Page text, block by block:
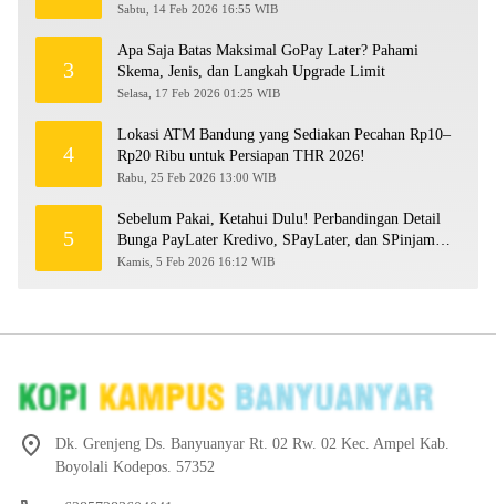
Sabtu, 14 Feb 2026 16:55 WIB
3
Apa Saja Batas Maksimal GoPay Later? Pahami
Skema, Jenis, dan Langkah Upgrade Limit
Selasa, 17 Feb 2026 01:25 WIB
4
Lokasi ATM Bandung yang Sediakan Pecahan Rp10–
Rp20 Ribu untuk Persiapan THR 2026!
Rabu, 25 Feb 2026 13:00 WIB
5
Sebelum Pakai, Ketahui Dulu! Perbandingan Detail
Bunga PayLater Kredivo, SPayLater, dan SPinjam
2026
Kamis, 5 Feb 2026 16:12 WIB
Dk. Grenjeng Ds. Banyuanyar Rt. 02 Rw. 02 Kec. Ampel Kab.
Boyolali Kodepos. 57352